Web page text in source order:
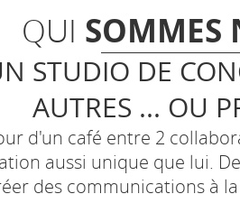
QUI SOMMES
STUDIO DE
AUTRES ... OU
d'un café entre 2
aussi unique que lui.
des communications à